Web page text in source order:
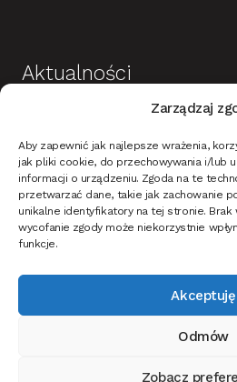
Zarządzaj
Aby zapewnić jak najlepsze wrażenia,
jak pliki cookie, do przechowywania i/lub
informacji o urządzeniu. Zgoda na te
przetwarzać dane, takie jak zachowanie
unikalne identyfikatory na tej stronie. Brak
wycofanie zgody może niekorzystnie
funkcje.
Akceptuję
Odmów
Zobacz
Aktualności
Budowa i wykończenie
inwestycja
Mieszkanie w stylu
zwrócić uwagę?
Oświetlenie ciemnych ścian
Jak oświetlić dom i ogród
narodzenia?